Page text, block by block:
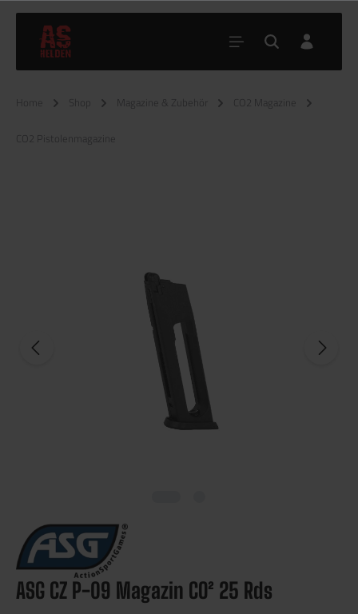
Home Shop Magazine & Zubehör CO2 Magazine
CO2 Pistolenmagazine
ASG CZ P-09 Magazin CO² 25 Rds